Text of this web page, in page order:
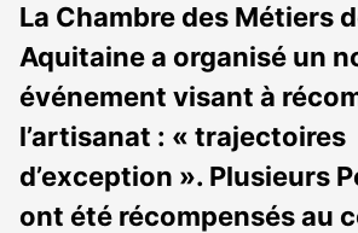
abonnés
La Chambre des Métiers
Aquitaine a organisé un
événement visant à
l’artisanat : « trajectoires
d’exception ». Plusieurs
ont été récompensés au